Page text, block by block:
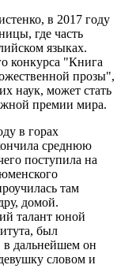
в 2017 году
где часть
языках.
конкурса "Книга
прозы",
наук, может стать
премии мира.
в горах
среднюю
поступила на
там
домой.
талант юной
был
в дальнейшем он
словом и